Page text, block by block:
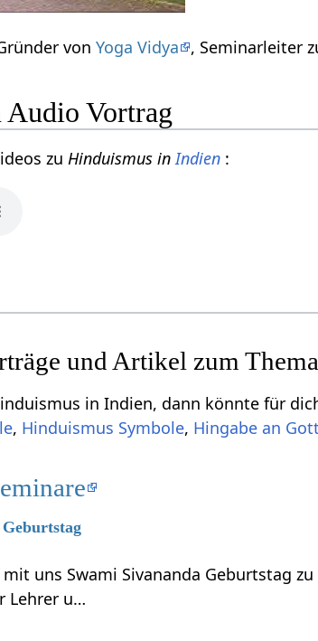
vonYoga Vidya , Seminarleiter
Vortrag
zuHinduismus inIndien :
und Artikel zum Thema
in Indien, dann könnte für
, Hinduismus Symbole, Hingabe an Gott
Geburtstag
uns Swami Sivananda Geburtstag
Lehrer u…